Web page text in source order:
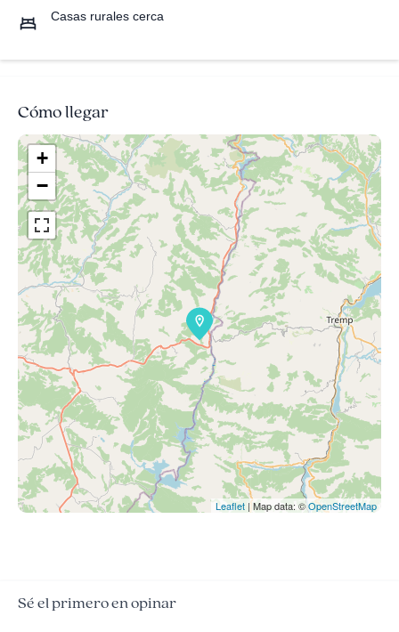
Casas rurales cerca
Cómo llegar
+
−
Leaflet | Map data: ©OpenStreetMap
Sé el primero en opinar